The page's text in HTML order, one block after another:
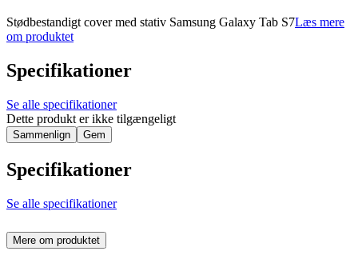
Stødbestandigt cover med stativ Samsung Galaxy Tab S7Læs mere
om produktet
Specifikationer
Se alle specifikationer
Dette produkt er ikke tilgængeligt
Sammenlign Gem
Specifikationer
Se alle specifikationer
Mere om produktet